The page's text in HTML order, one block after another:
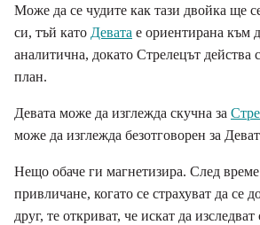
Може да се чудите как тази двойка ще
си, тъй като Девата е ориентирана към
аналитична, докато Стрелецът действа
план.
Девата може да изглежда скучна за
може да изглежда безотговорен за
Нещо обаче ги магнетизира. След
привличане, когато се страхуват да се
друг, те откриват, че искат да изследват